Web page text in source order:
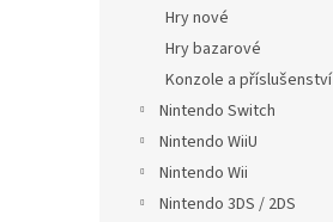
Hry nové
Hry bazarové
Konzole a příslušenství
Nintendo Switch
Nintendo WiiU
Nintendo Wii
Nintendo 3DS / 2DS